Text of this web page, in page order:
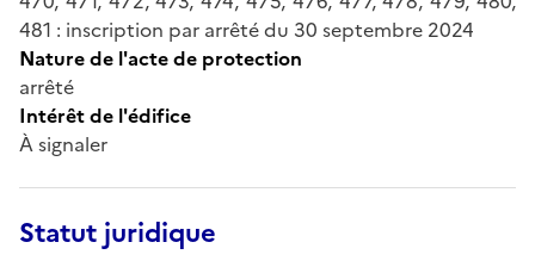
481 : inscription par arrêté du 30 septembre 2024
Nature de l'acte de protection
arrêté
Intérêt de l'édifice
À signaler
Statut juridique